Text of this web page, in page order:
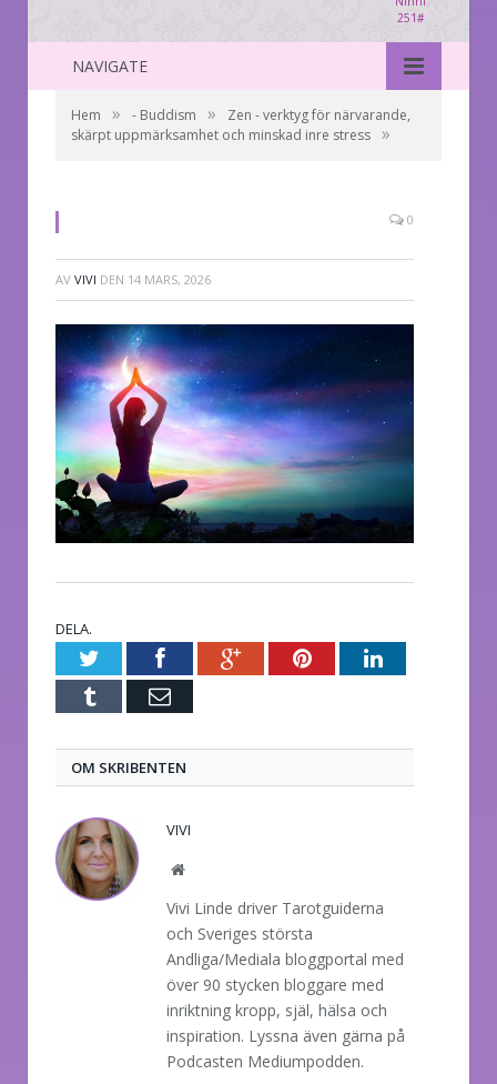
251#
NAVIGATE
Hem » - Buddism »
Zen - verktyg för närvarande,
skärpt uppmärksamhet och minskad inre stress »
0
AV VIVI DEN 14 MARS, 2026
DELA.
TwitterFacebookGoogle+PinterestLinkedIn
Tumblr E-
OM SKRIBENTEN
VIVI
Website
Vivi Linde driver Tarotguiderna
och Sveriges största
Andliga/Mediala bloggportal med
över 90 stycken bloggare med
inriktning kropp, själ, hälsa och
inspiration. Lyssna även gärna på
Podcasten Mediumpodden.